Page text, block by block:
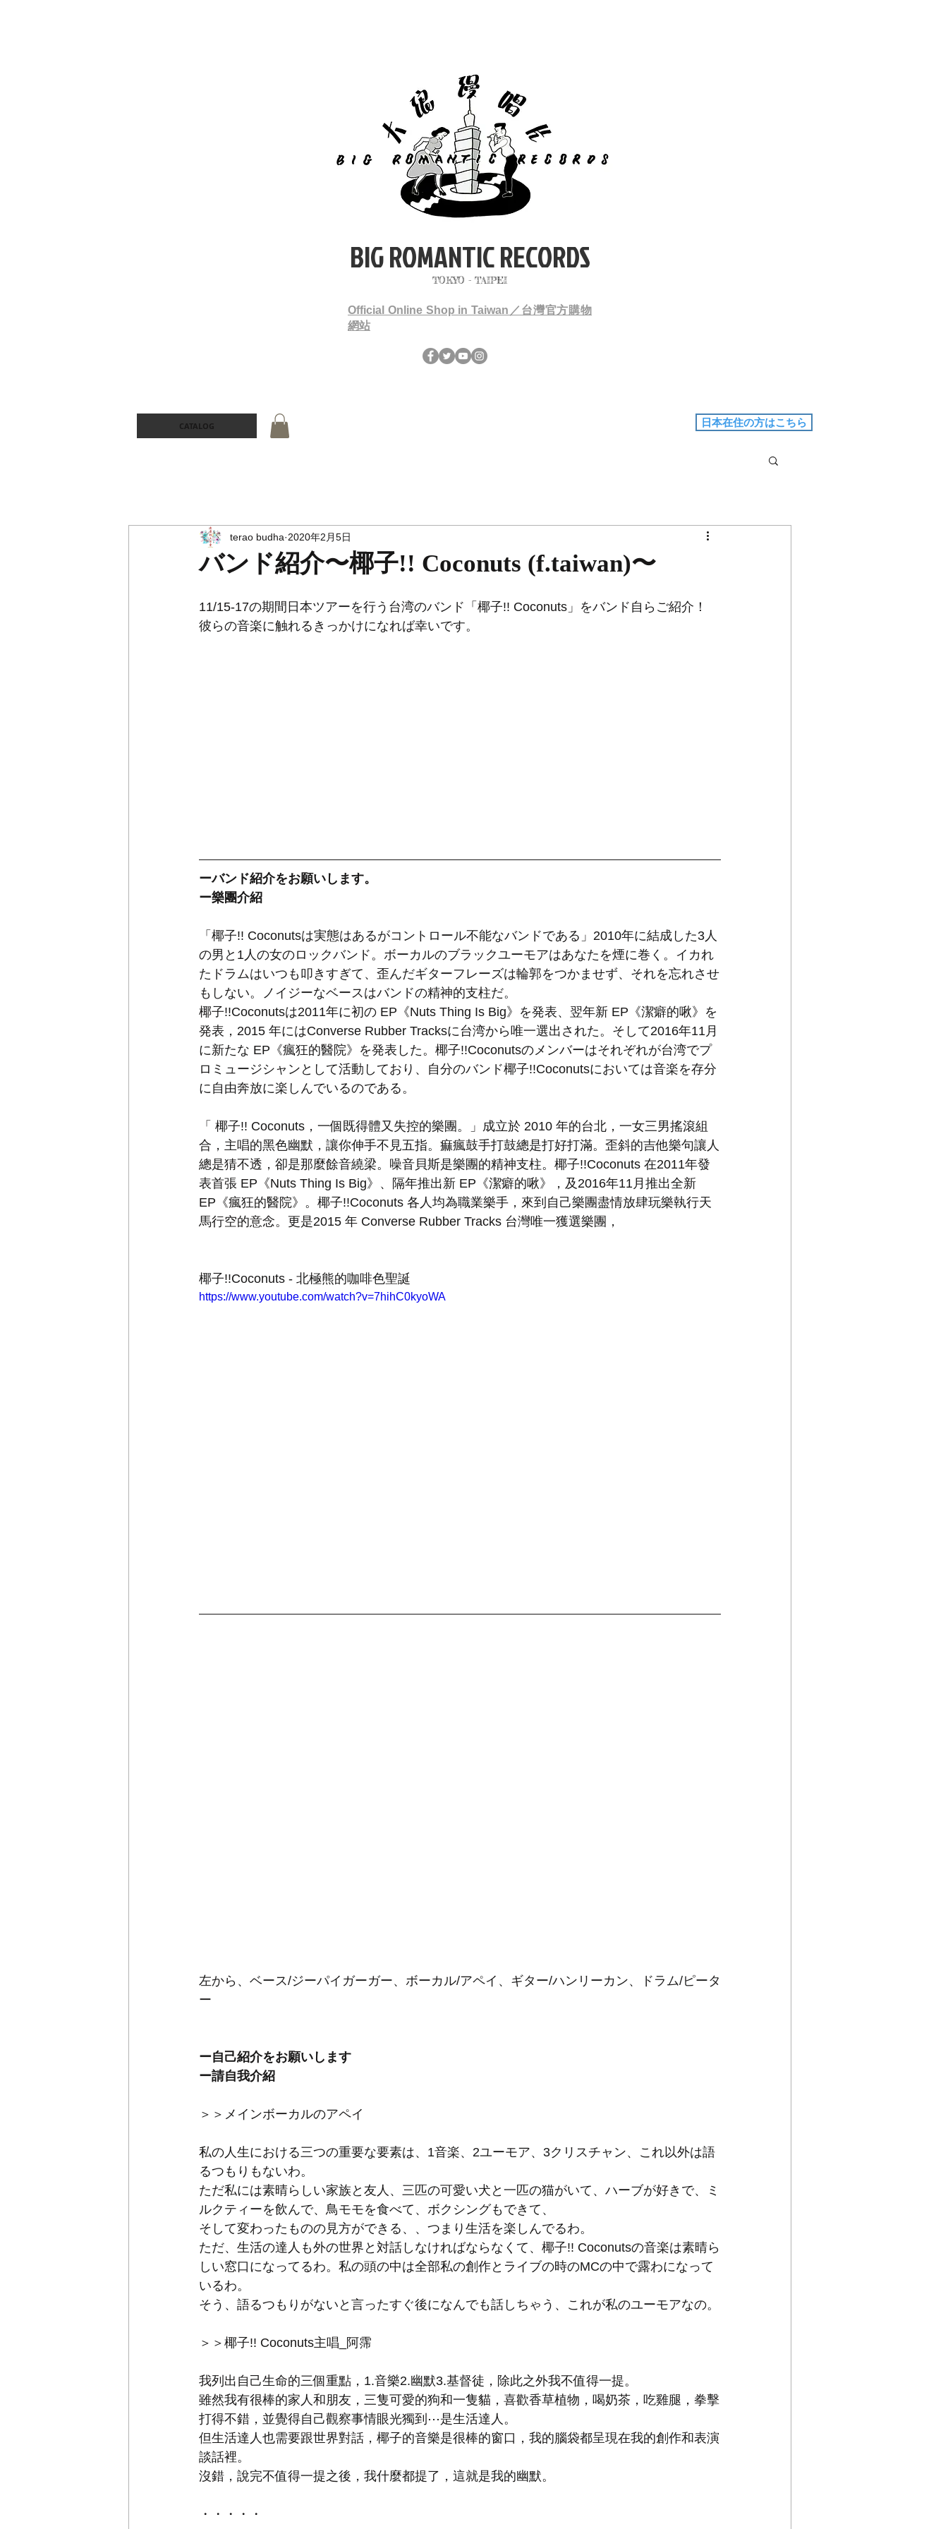
BIG ROMANTIC RECORDS
TOKYO - TAIPEI
Official Online Shop in Taiwan／台灣官方購物
網站
CATALOG 日本在住の方はこちら
バンド紹介〜椰子!! Coconuts (f.taiwan)〜
terao budha 2020年2月5日
11/15-17の期間日本ツアーを行う台湾のバンド「椰子!! Coconuts」をバンド自らご紹介！
彼らの音楽に触れるきっかけになれば幸いです。
ーバンド紹介をお願いします。
ー樂團介紹
「椰子!! Coconutsは実態はあるがコントロール不能なバンドである」2010年に結成した3人
の男と1人の女のロックバンド。ボーカルのブラックユーモアはあなたを煙に巻く。イカれ
たドラムはいつも叩きすぎて、歪んだギターフレーズは輪郭をつかませず、それを忘れさせ
もしない。ノイジーなベースはバンドの精神的支柱だ。
椰子!!Coconutsは2011年に初の EP《Nuts Thing Is Big》を発表、翌年新 EP《潔癖的啾》を
発表，2015 年にはConverse Rubber Tracksに台湾から唯一選出された。そして2016年11月
に新たな EP《瘋狂的醫院》を発表した。椰子!!Coconutsのメンバーはそれぞれが台湾でプ
ロミュージシャンとして活動しており、自分のバンド椰子!!Coconutsにおいては音楽を存分
に自由奔放に楽しんでいるのである。
「 椰子!! Coconuts，一個既得體又失控的樂團。」成立於 2010 年的台北，一女三男搖滾組
合，主唱的黑色幽默，讓你伸手不見五指。痲瘋鼓手打鼓總是打好打滿。歪斜的吉他樂句讓人
總是猜不透，卻是那麼餘音繞梁。噪音貝斯是樂團的精神支柱。椰子!!Coconuts 在2011年發
表首張 EP《Nuts Thing Is Big》、隔年推出新 EP《潔癖的啾》，及2016年11月推出全新
EP《瘋狂的醫院》。椰子!!Coconuts 各人均為職業樂手，來到自己樂團盡情放肆玩樂執行天
馬行空的意念。更是2015 年 Converse Rubber Tracks 台灣唯一獲選樂團，
椰子!!Coconuts - 北極熊的咖啡色聖誕
https://www.youtube.com/watch?v=7hihC0kyoWA
左から、ベース/ジーパイガーガー、ボーカル/アペイ、ギター/ハンリーカン、ドラム/ピータ
ー
ー自己紹介をお願いします
ー請自我介紹
＞＞メインボーカルのアペイ
私の人生における三つの重要な要素は、1音楽、2ユーモア、3クリスチャン、これ以外は語
るつもりもないわ。
ただ私には素晴らしい家族と友人、三匹の可愛い犬と一匹の猫がいて、ハーブが好きで、ミ
ルクティーを飲んで、鳥モモを食べて、ボクシングもできて、
そして変わったものの見方ができる、、つまり生活を楽しんでるわ。
ただ、生活の達人も外の世界と対話しなければならなくて、椰子!! Coconutsの音楽は素晴ら
しい窓口になってるわ。私の頭の中は全部私の創作とライブの時のMCの中で露わになって
いるわ。
そう、語るつもりがないと言ったすぐ後になんでも話しちゃう、これが私のユーモアなの。
＞＞椰子!! Coconuts主唱_阿霈
我列出自己生命的三個重點，1.音樂2.幽默3.基督徒，除此之外我不值得一提。
雖然我有很棒的家人和朋友，三隻可愛的狗和一隻貓，喜歡香草植物，喝奶茶，吃雞腿，拳擊
打得不錯，並覺得自己觀察事情眼光獨到⋯是生活達人。
但生活達人也需要跟世界對話，椰子的音樂是很棒的窗口，我的腦袋都呈現在我的創作和表演
談話裡。
沒錯，說完不值得一提之後，我什麼都提了，這就是我的幽默。
・・・・・